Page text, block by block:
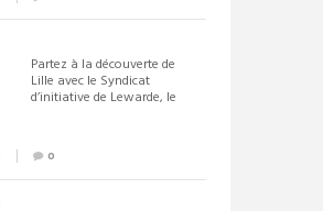
Partez à la découverte de
Lille avec le Syndicat
d’initiative de Lewarde, le
0